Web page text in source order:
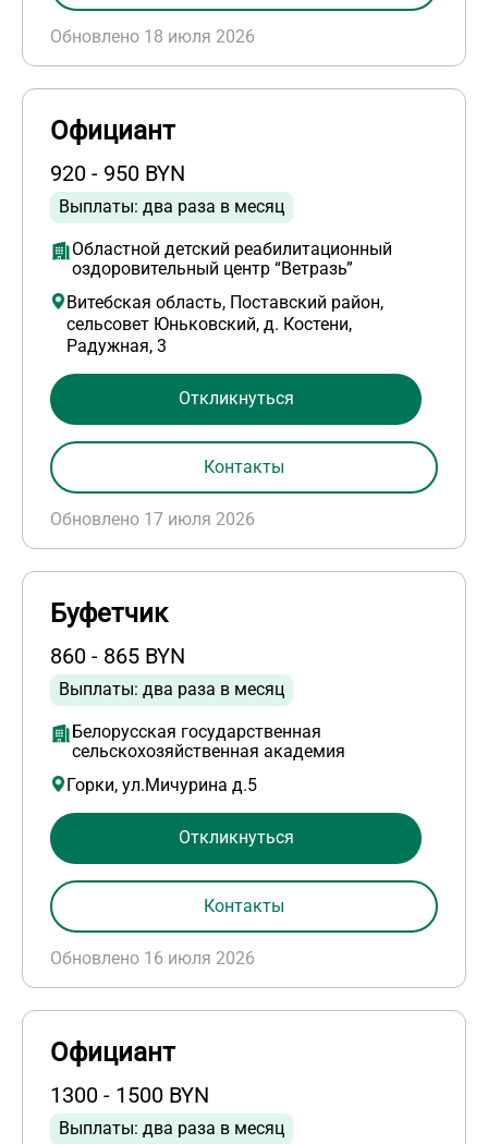
Обновлено 18 июля 2026
Официант
920 - 950 BYN
Выплаты: два раза в месяц
Областной детский реабилитационный
оздоровительный центр “Ветразь”
Витебская область, Поставский район,
сельсовет Юньковский, д. Костени,
Радужная, 3
Обновлено 17 июля 2026
Откликнуться
Контакты
Буфетчик
860 - 865 BYN
Выплаты: два раза в месяц
Белорусская государственная
сельскохозяйственная академия
Горки, ул.Мичурина д.5
Обновлено 16 июля 2026
Откликнуться
Контакты
Официант
1300 - 1500 BYN
Выплаты: два раза в месяц